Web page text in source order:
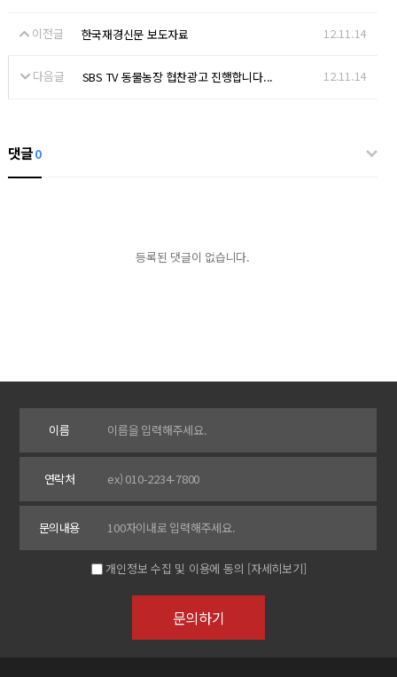
이전글 한국재경신문 보도자료 12.11.14
다음글 SBS TV 동물농장 협찬광고 진행합니다... 12.11.14
댓글0
등록된 댓글이 없습니다.
이름
연락처
문의내용
개인정보 수집 및 이용에 동의 [자세히보기]